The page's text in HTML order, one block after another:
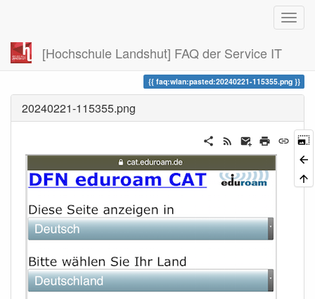
[Hochschule Landshut] FAQ der Service IT
Zuletzt angesehen
faq:wlan:pasted:20240221-115355.png
20240221-115355.png